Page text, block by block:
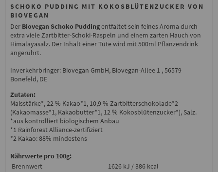
SCHOKO PUDDING MIT KOKOSBLÜTENZUCKER VON
BIOVEGAN
Der Biovegan Schoko Puddingentfaltet sein feines Aroma durch
extra viele Zartbitter-Schoki-Raspeln und einem zarten Hauch von
Himalayasalz. Der Inhalt einer Tüte wird mit 500ml Pflanzendrink
angerührt.
Inverkehrbringer: Biovegan GmbH, Biovegan-Allee 1 , 56579
Bonefeld, DE
Zutaten:
Maisstärke*, 22 % Kakao*1, 10,9 % Zartbitterschokolade*2
(Kakaomasse*1, Kakaobutter*1, 12 % Kokosblütenzucker*), Salz.
*aus kontrolliert biologischem Anbau
*1 Rainforest Alliance-zertifiziert
*2 Kakao: 88% mindestens
Nährwerte pro 100g:
Brennwert
1626 kJ / 386 kcal